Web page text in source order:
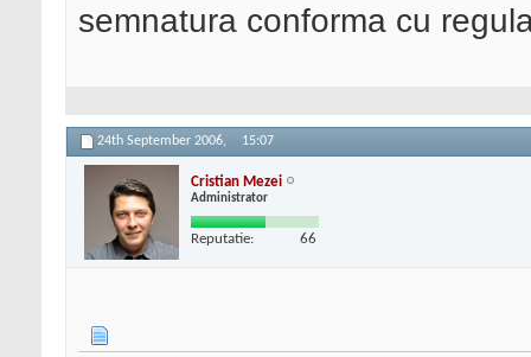
semnatura conforma cu
24th September 2006, 15:07
Cristian Mezei
Administrator
Reputatie: 66